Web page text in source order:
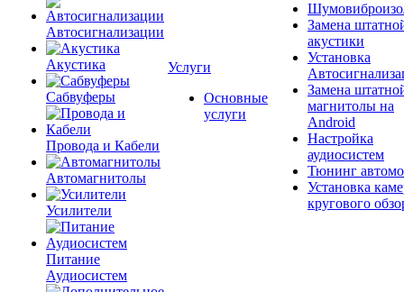
Автосигнализации
Акустика
Сабвуферы
Провода и Кабели
Автомагнитолы
Усилители
Питание
Аудиосистем
Услуги
Основные
услуги
Замена
акустики
Установка
Замена
магнитолы на
Android
Настройка
аудиосистем
Тюнинг
Установка
кругового